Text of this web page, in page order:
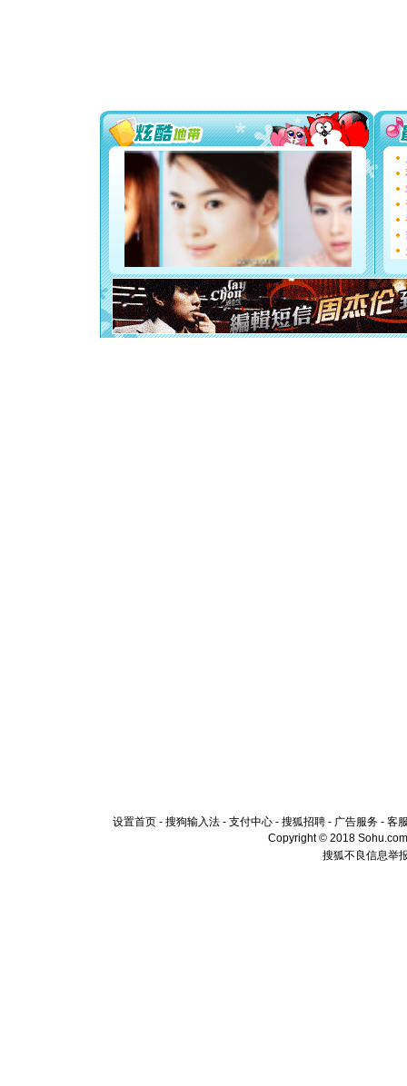
你太多，
要平安！
[圣诞节]
能正大
都要快乐
[圣诞节]
如意,快
[元旦]
看
断电。
你是我
[元旦]
起；二是
离。水晶
[元旦]当
泣，这痛
设置首页 - 搜狗输入法 - 支付中心 - 搜狐招聘 - 广告服务 - 客
Copyright © 2018
搜狐不良信息举